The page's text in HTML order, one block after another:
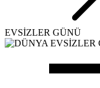
EVSİZLER GÜNÜ